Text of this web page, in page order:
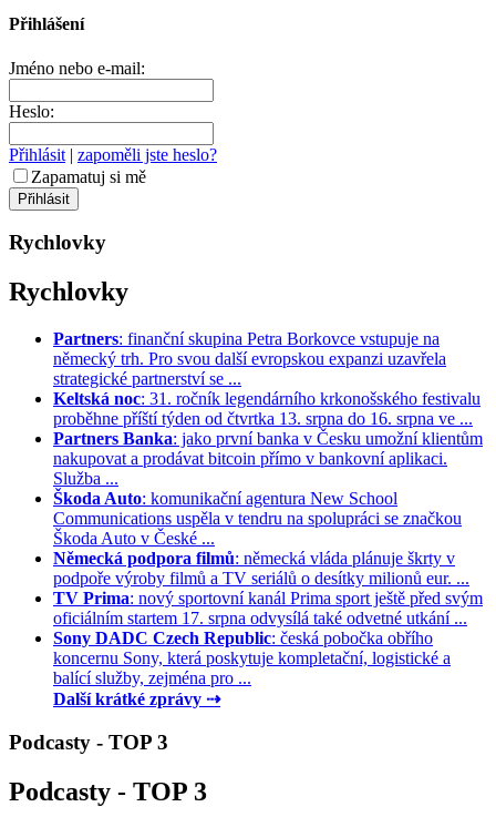
Přihlášení
Jméno nebo e-mail:
Heslo:
Přihlásit | zapoměli jste heslo?
Zapamatuj si mě
Rychlovky
Rychlovky
Partners: finanční skupina Petra Borkovce vstupuje na
německý trh. Pro svou další evropskou expanzi uzavřela
strategické partnerství se ...
Keltská noc: 31. ročník legendárního krkonošského festivalu
proběhne příští týden od čtvrtka 13. srpna do 16. srpna ve ...
Partners Banka: jako první banka v Česku umožní klientům
nakupovat a prodávat bitcoin přímo v bankovní aplikaci.
Služba ...
Škoda Auto: komunikační agentura New School
Communications uspěla v tendru na spolupráci se značkou
Škoda Auto v České ...
Německá podpora filmů: německá vláda plánuje škrty v
podpoře výroby filmů a TV seriálů o desítky milionů eur. ...
TV Prima: nový sportovní kanál Prima sport ještě před svým
oficiálním startem 17. srpna odvysílá také odvetné utkání ...
Sony DADC Czech Republic: česká pobočka obřího
koncernu Sony, která poskytuje kompletační, logistické a
balící služby, zejména pro ...
Další krátké zprávy ⇢
Podcasty - TOP 3
Podcasty - TOP 3